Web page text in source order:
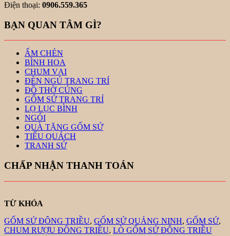
Điện thoại: 0906.559.365
BẠN QUAN TÂM GÌ?
ẤM CHÉN
BÌNH HOA
CHUM VẠI
ĐÈN NGỦ TRANG TRÍ
ĐỒ THỜ CÚNG
GỐM SỨ TRANG TRÍ
LỌ LỤC BÌNH
NGÓI
QUÀ TẶNG GỐM SỨ
TIỂU QUÁCH
TRANH SỨ
CHẤP NHẬN THANH TOÁN
TỪ KHÓA
GỐM SỨ ĐÔNG TRIỀU, GỐM SỨ QUẢNG NINH, GỐM SỨ,
CHUM RƯỢU ĐÔNG TRIỀU, LÒ GỐM SỨ ĐÔNG TRIỀU